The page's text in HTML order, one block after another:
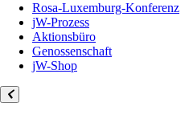
Rosa-Luxemburg-Konferenz
jW-Prozess
Aktionsbüro
Genossenschaft
jW-Shop